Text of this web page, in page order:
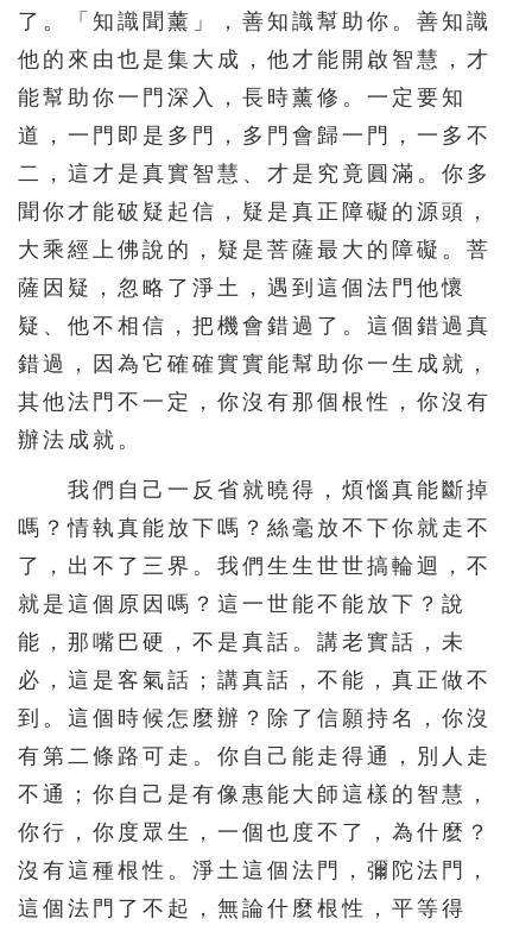
397 398 399 400
407 408 409 410
411 412 413 414 415
416 417 418 419 420
421 422 423 424 425
426 427 428 429 430
436 437 438 439 440
441
446 447 448 449 450
451 452 453 454 455
456 457 458 459 460
461 462 464 465
471 472 473 474 475
476 477 478 479 480
481 482 483 484 485
486 487 488 489 490
了。「知識聞薰」，善知識幫助你。善知識
他的來由也是集大成，他才能開啟智慧，才
能幫助你一門深入，長時薰修。一定要知
道，一門即是多門，多門會歸一門，一多不
二，這才是真實智慧、才是究竟圓滿。你多
聞你才能破疑起信，疑是真正障礙的源頭，
大乘經上佛說的，疑是菩薩最大的障礙。菩
薩因疑，忽略了淨土，遇到這個法門他懷
疑、他不相信，把機會錯過了。這個錯過真
錯過，因為它確確實實能幫助你一生成就，
其他法門不一定，你沒有那個根性，你沒有
辦法成就。
我們自己一反省就曉得，煩惱真能斷掉
嗎？情執真能放下嗎？絲毫放不下你就走不
了，出不了三界。我們生生世世搞輪迴，不
就是這個原因嗎？這一世能不能放下？說
能，那嘴巴硬，不是真話。講老實話，未
必，這是客氣話；講真話，不能，真正做不
到。這個時候怎麼辦？除了信願持名，你沒
有第二條路可走。你自己能走得通，別人走
不通；你自己是有像惠能大師這樣的智慧，
你行，你度眾生，一個也度不了，為什麼？
沒有這種根性。淨土這個法門，彌陀法門，
這個法門了不起，無論什麼根性，平等得